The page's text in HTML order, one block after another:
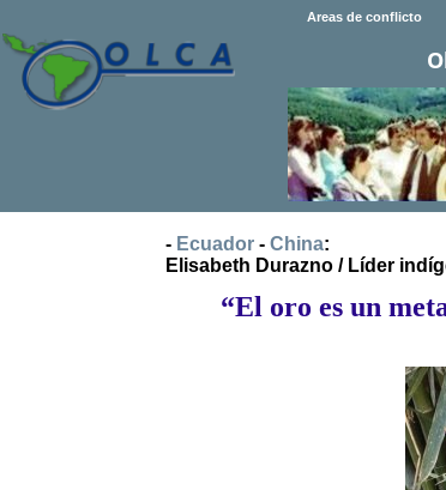
Areas de conflicto
- Ecuador - China:
Elisabeth Durazno / Líder
“El oro es un